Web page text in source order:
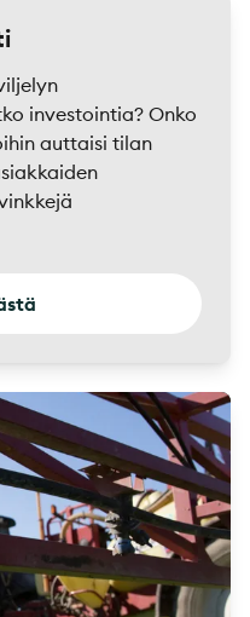
investointia? Onko
auttaisi tilan